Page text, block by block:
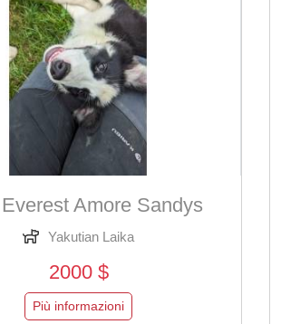
Amore Sandys
Yakutian Laika
2000 $
Più informazioni